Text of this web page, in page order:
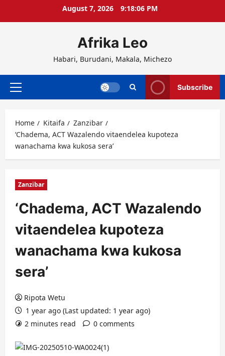
August 7, 2026 9:18:06 PM
Afrika Leo
Habari, Burudani, Makala, Michezo
Primary
Subscribe
Home Kitaifa
Zanzibar
‘Chadema, ACT Wazalendo vitaendelea kupoteza
wanachama kwa kukosa sera’
Zanzibar
‘Chadema, ACT Wazalendo
vitaendelea kupoteza
wanachama kwa kukosa
sera’
Ripota Wetu
1 year ago (Last updated: 1 year ago)
2 minutes read
0 comments